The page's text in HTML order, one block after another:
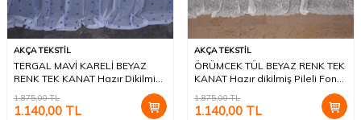
AKÇA TEKSTİL
TERGAL MAVİ KARELİ BEYAZ
RENK TEK KANAT Hazır Dikilmiş
1.875,00TL
1.140,00 TL
AKÇA TEKSTİL
ÖRÜMCEK TÜL BEYAZ RENK TEK
KANAT Hazır dikilmiş Pileli Fon
1.875,00TL
1.140,00 TL